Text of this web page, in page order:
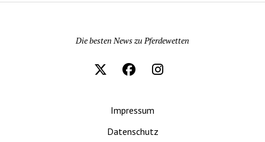
Die besten News zu Pferdewetten
Impressum
Datenschutz